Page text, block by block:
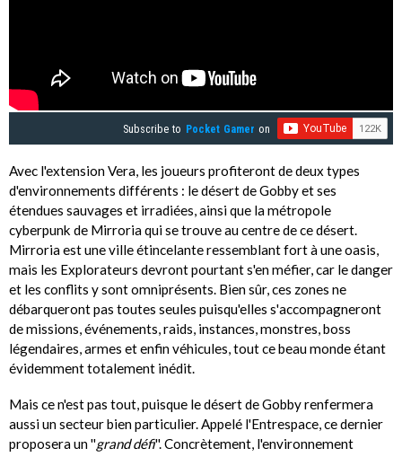
Subscribe to Pocket Gamer on
Avec l'extension Vera, les joueurs profiteront de deux types
d'environnements différents : le désert de Gobby et ses
étendues sauvages et irradiées, ainsi que la métropole
cyberpunk de Mirroria qui se trouve au centre de ce désert.
Mirroria est une ville étincelante ressemblant fort à une oasis,
mais les Explorateurs devront pourtant s'en méfier, car le danger
et les conflits y sont omniprésents. Bien sûr, ces zones ne
débarqueront pas toutes seules puisqu'elles s'accompagneront
de missions, événements, raids, instances, monstres, boss
légendaires, armes et enfin véhicules, tout ce beau monde étant
évidemment totalement inédit.
Mais ce n'est pas tout, puisque le désert de Gobby renfermera
aussi un secteur bien particulier. Appelé l'Entrespace, ce dernier
proposera un ''grand défi''. Concrètement, l'environnement